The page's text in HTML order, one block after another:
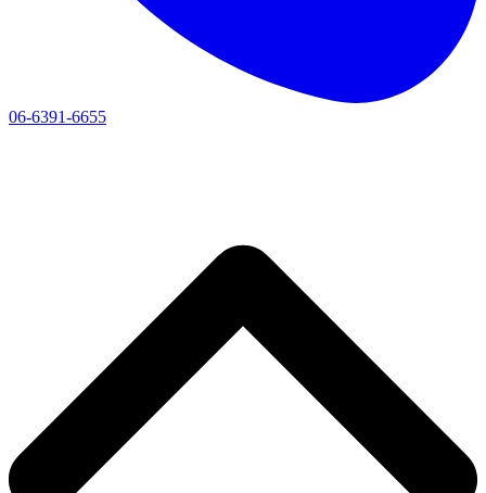
06-6391-6655